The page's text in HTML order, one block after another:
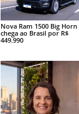
Nova Ram 1500 Big Horn
chega ao Brasil por R$
449.990